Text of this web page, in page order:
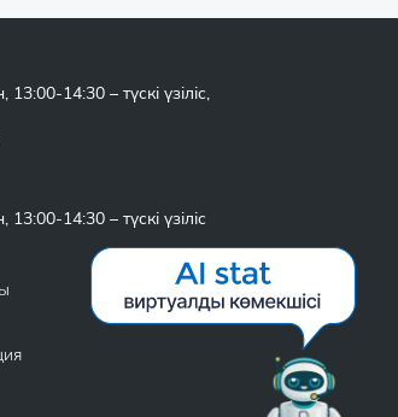
14:30 – түскі үзіліс,
14:30 – түскі үзіліс